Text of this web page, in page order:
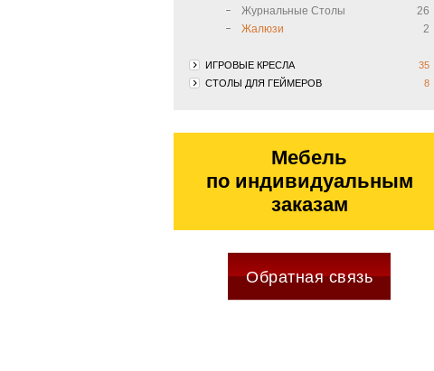
Журнальные Столы
26
Жалюзи
2
ИГРОВЫЕ КРЕСЛА
35
СТОЛЫ ДЛЯ ГЕЙМЕРОВ
8
Мебель
по индивидуальным
заказам
Обратная связь